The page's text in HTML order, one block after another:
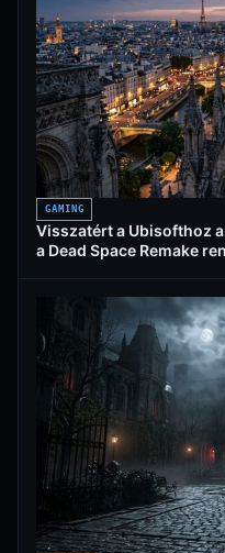
GAMING
Visszatért a Ubisofthoz
a Dead Space Remake